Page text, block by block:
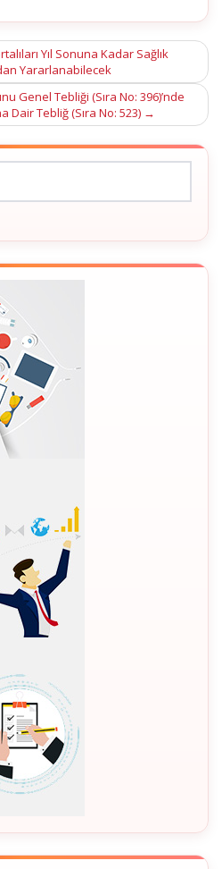
Yıl Sonuna Kadar Sağlık
Yararlanabilecek
Genel Tebliği (Sıra No: 396)’nde
Dair Tebliğ (Sıra No: 523) →